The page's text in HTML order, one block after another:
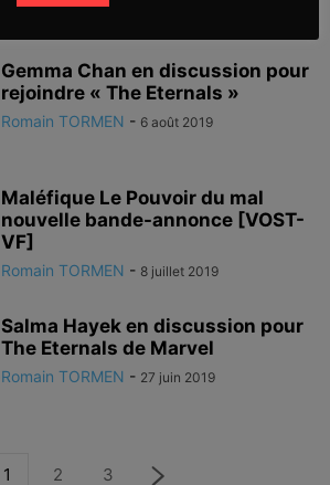
Gemma Chan en discussion pour
rejoindre « The Eternals »
Romain TORMEN - 6 août 2019
Maléfique Le Pouvoir du mal
nouvelle bande-annonce [VOST-
VF]
Romain TORMEN - 8 juillet 2019
Salma Hayek en discussion pour
The Eternals de Marvel
Romain TORMEN - 27 juin 2019
1 2 3